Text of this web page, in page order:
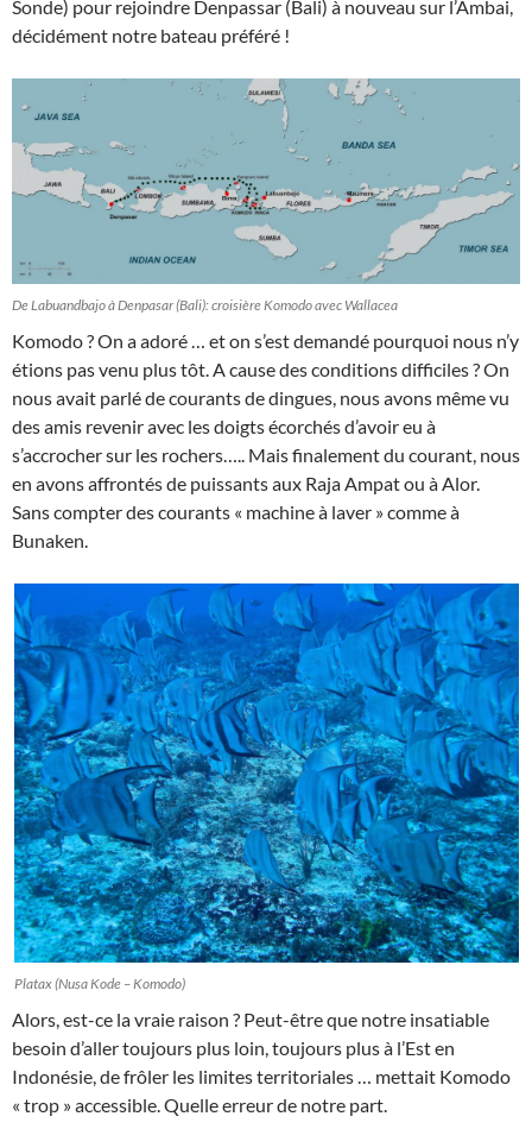
Sonde) pour rejoindre Denpassar (Bali) à nouveau sur l’Ambai,
décidément notre bateau préféré !
De Labuandbajo à Denpasar (Bali): croisière Komodo avec Wallacea
Komodo ? On a adoré … et on s’est demandé pourquoi nous n’y
étions pas venu plus tôt. A cause des conditions difficiles ? On
nous avait parlé de courants de dingues, nous avons même vu
des amis revenir avec les doigts écorchés d’avoir eu à
s’accrocher sur les rochers….. Mais finalement du courant, nous
en avons affrontés de puissants aux Raja Ampat ou à Alor.
Sans compter des courants « machine à laver » comme à
Bunaken.
Platax (Nusa Kode – Komodo)
Alors, est-ce la vraie raison ? Peut-être que notre insatiable
besoin d’aller toujours plus loin, toujours plus à l’Est en
Indonésie, de frôler les limites territoriales … mettait Komodo
« trop » accessible. Quelle erreur de notre part.